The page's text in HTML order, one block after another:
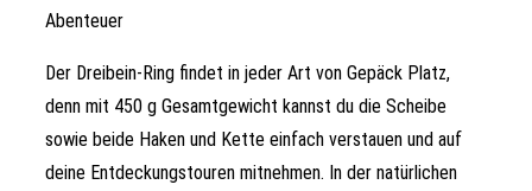
Abenteuer
Der Dreibein-Ring findet in jeder Art von Gepäck Platz,
denn mit 450 g Gesamtgewicht kannst du die Scheibe
sowie beide Haken und Kette einfach verstauen und auf
deine Entdeckungstouren mitnehmen. In der natürlichen